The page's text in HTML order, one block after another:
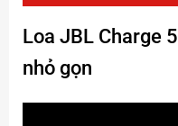
Loa JBL Charge 5
nhỏ gọn